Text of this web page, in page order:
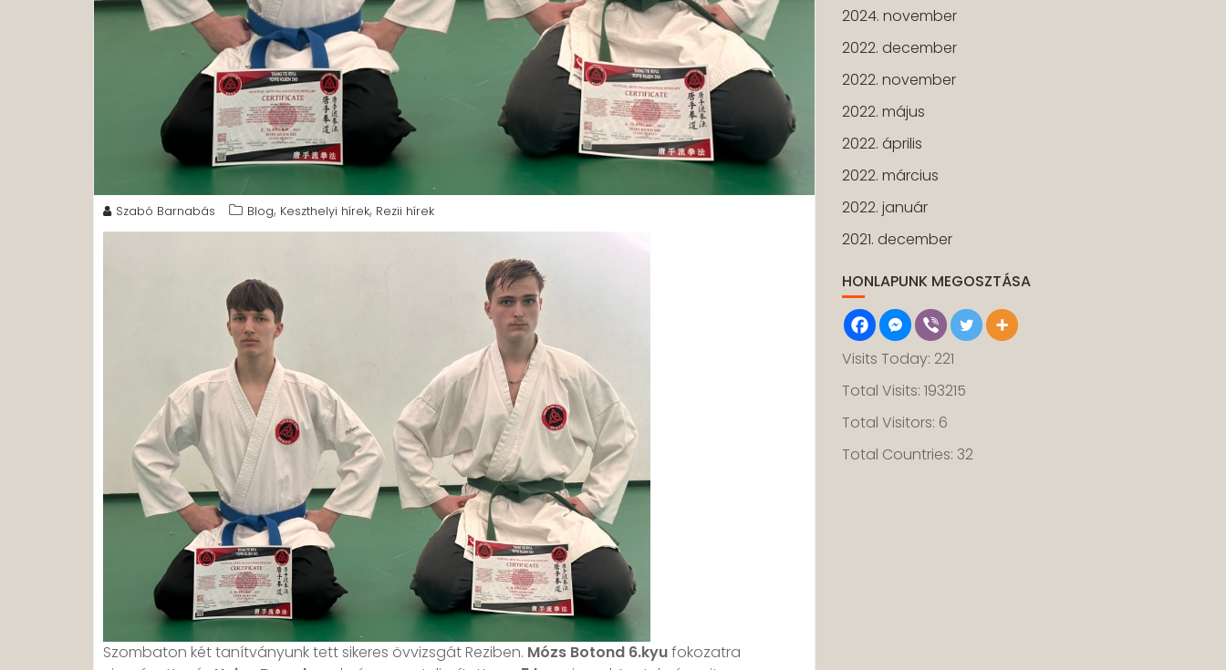
Szabó Barnabás Blog, Keszthelyi hírek, Rezii hírek
Szombaton két tanítványunk tett sikeres övvizsgát Reziben. Mózs Botond 6.kyufokozatra
2024. november
2022. december
2022. november
2022. május
2022. április
2022. március
2022. január
2021. december
HONLAPUNK MEGOSZTÁSA
Visits Today: 221
Total Visits: 193215
Total Visitors: 6
Total Countries: 32